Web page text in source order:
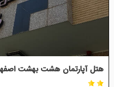
هتل آپارتمان هشت بهشت